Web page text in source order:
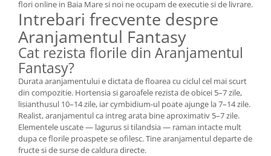
flori online in Baia Mare si noi ne ocupam de executie si de livrare.
Intrebari frecvente despre
Aranjamentul Fantasy
Cat rezista florile din Aranjamentul
Fantasy?
Durata aranjamentului e dictata de floarea cu ciclul cel mai scurt
din compozitie. Hortensia si garoafele rezista de obicei 5–7 zile,
lisianthusul 10–14 zile, iar cymbidium-ul poate ajunge la 7–14 zile.
Realist, aranjamentul ca intreg arata bine aproximativ 5–7 zile.
Elementele uscate — lagurus si tilandsia — raman intacte mult
dupa ce florile proaspete se ofilesc. Tine aranjamentul departe de
fructe si de surse de caldura directe.